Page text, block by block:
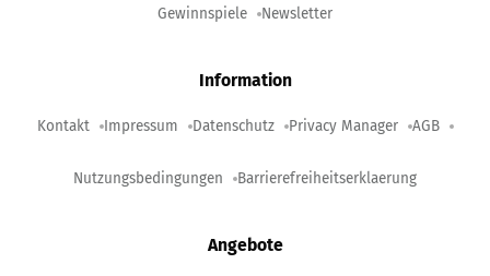
Gewinnspiele Newsletter
Information
Kontakt Impressum Datenschutz Privacy Manager AGB
Nutzungsbedingungen Barrierefreiheitserklaerung
Angebote